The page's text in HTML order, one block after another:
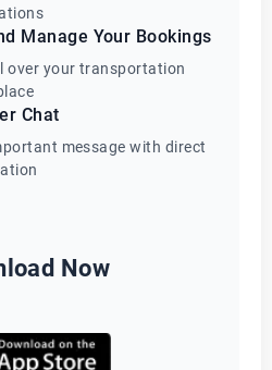
Manage Your Bookings
over your transportation
Chat
message with direct
Now